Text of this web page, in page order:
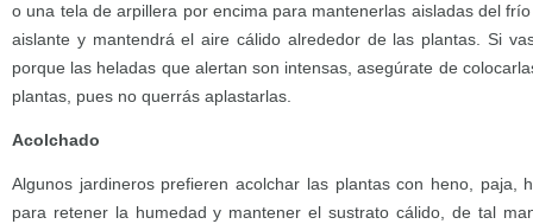
o una tela de arpillera por encima para mantenerlas aisladas del
aislante y mantendrá el aire cálido alrededor de las plantas. Si
porque las heladas que alertan son intensas, asegúrate de
plantas, pues no querrás aplastarlas.
Acolchado
Algunos jardineros prefieren acolchar las plantas con heno, paja,
para retener la humedad y mantener el sustrato cálido, de tal